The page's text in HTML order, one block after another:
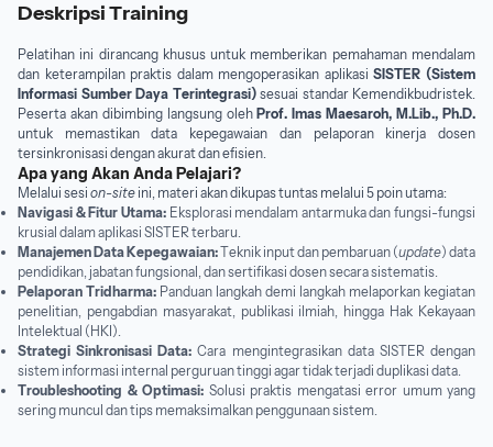
Deskripsi Training
Pelatihan ini dirancang khusus untuk memberikan pemahaman mendalam
dan keterampilan praktis dalam mengoperasikan aplikasiSISTER (Sistem
Informasi Sumber Daya Terintegrasi)sesuai standar Kemendikbudristek.
Peserta akan dibimbing langsung oleh Prof. Imas Maesaroh, M.Lib., Ph.D.
untuk memastikan data kepegawaian dan pelaporan kinerja dosen
tersinkronisasi dengan akurat dan efisien.
Apa yang Akan Anda Pelajari?
Melalui sesi on-site ini, materi akan dikupas tuntas melalui 5 poin utama:
Navigasi & Fitur Utama:Eksplorasi mendalam antarmuka dan fungsi-fungsi
krusial dalam aplikasi SISTER terbaru.
Manajemen Data Kepegawaian:Teknik input dan pembaruan (update) data
pendidikan, jabatan fungsional, dan sertifikasi dosen secara sistematis.
Pelaporan Tridharma: Panduan langkah demi langkah melaporkan kegiatan
penelitian, pengabdian masyarakat, publikasi ilmiah, hingga Hak Kekayaan
Intelektual (HKI).
Strategi Sinkronisasi Data: Cara mengintegrasikan data SISTER dengan
sistem informasi internal perguruan tinggi agar tidak terjadi duplikasi data.
Troubleshooting & Optimasi: Solusi praktis mengatasi error umum yang
sering muncul dan tips memaksimalkan penggunaan sistem.